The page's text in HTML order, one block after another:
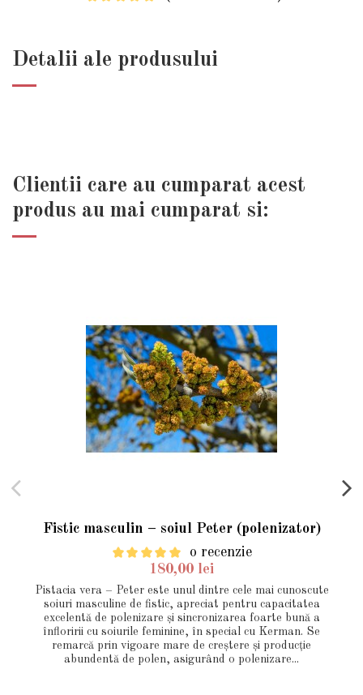
Detalii ale produsului
Clientii care au cumparat acest
produs au mai cumparat si:
Fistic masculin – soiul Peter (polenizator)
o recenzie
180,00 lei
Pistacia vera – Peter este unul dintre cele mai cunoscute
soiuri masculine de fistic, apreciat pentru capacitatea
excelentă de polenizare și sincronizarea foarte bună a
înfloririi cu soiurile feminine, în special cu Kerman. Se
remarcă prin vigoare mare de creștere și producție
abundentă de polen, asigurând o polenizare...